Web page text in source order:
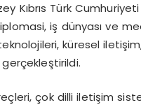
Kıbrıs Türk
iş dünyası ve
küresel
çok dilli iletişim